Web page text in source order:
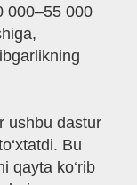
000–55 000
ushbu dastur
Bu
qayta ko‘rib